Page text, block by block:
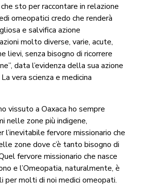
sto per raccontare in relazione
omeopatici credo che renderà
e salvifica azione
molto diverse, varie, acute,
lievi, senza bisogno di ricorrere
data l’evidenza della sua azione
vera scienza e medicina
vissuto a Oaxaca ho sempre
nelle zone più indigene,
fervore missionario che
zone dove c’è tanto bisogno di
fervore missionario che nasce
e l’Omeopatia, naturalmente, è
per molti di noi medici omeopati.